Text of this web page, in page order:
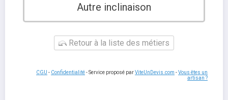
Autre inclinaison
Retour à la liste des métiers
CGU - Confidentialité- Service proposé parViteUnDevis.com -Vous êtes un
artisan ?